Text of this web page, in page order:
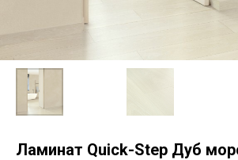
Ламинат Quick-Step Дуб